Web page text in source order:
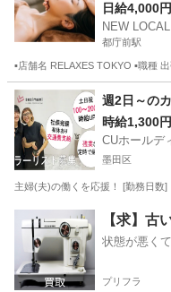
給あり 日
日給4,000
NEW
都庁前駅
▪️店舗名 RELAXES TOKYO ▪️職種
東京 新宿区 都庁前駅
週2日～の
時給1,300円
CUホールデ
墨田区
主婦(夫)の働くを応援！ [勤務日数
東京 墨田区 美容師
【求】古
状態が悪く
プリフラ